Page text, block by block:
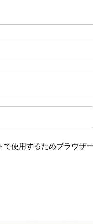
使用するためブラウザ